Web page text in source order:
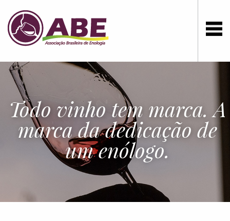
Todo vinho tem marca. A
marca da dedicação de
um enólogo.